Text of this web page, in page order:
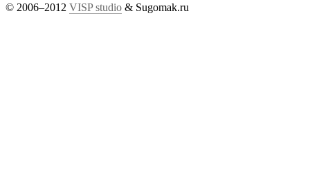
© 2006–2012 VISP studio & Sugomak.ru